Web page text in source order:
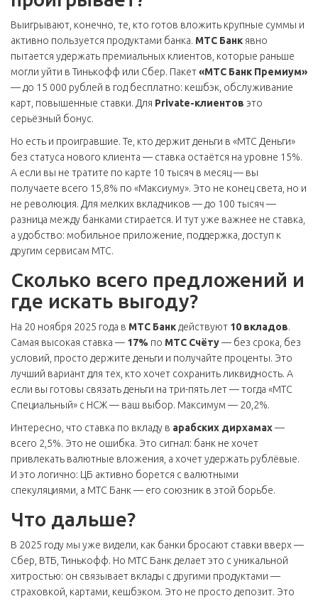
Выигрывают, конечно, те, кто готов вложить крупные суммы и
активно пользуется продуктами банка. МТС Банк явно
пытается удержать премиальных клиентов, которые раньше
могли уйти в Тинькофф или Сбер. Пакет«МТС Банк Премиум»
— до 15 000 рублей в год бесплатно: кешбэк, обслуживание
карт, повышенные ставки. Для Private-клиентов это
серьёзный бонус.
Но есть и проигравшие. Те, кто держит деньги в «МТС Деньги»
без статуса нового клиента — ставка остаётся на уровне 15%.
А если вы не тратите по карте 10 тысяч в месяц — вы
получаете всего 15,8% по «Максиуму». Это не конец света, но и
не революция. Для мелких вкладчиков — до 100 тысяч —
разница между банками стирается. И тут уже важнее не ставка,
а удобство: мобильное приложение, поддержка, доступ к
другим сервисам МТС.
Сколько всего предложений и
где искать выгоду?
На 20 ноября 2025 года в МТС Банк действуют 10 вкладов.
Самая высокая ставка — 17% по МТС Счёту— без срока, без
условий, просто держите деньги и получайте проценты. Это
лучший вариант для тех, кто хочет сохранить ликвидность. А
если вы готовы связать деньги на три-пять лет — тогда «МТС
Специальный» с НСЖ — ваш выбор. Максимум — 20,2%.
Интересно, что ставка по вкладу в арабских дирхамах—
всего 2,5%. Это не ошибка. Это сигнал: банк не хочет
привлекать валютные вложения, а хочет удержать рублёвые.
И это логично: ЦБ активно борется с валютными
спекуляциями, а МТС Банк — его союзник в этой борьбе.
Что дальше?
В 2025 году мы уже видели, как банки бросают ставки вверх —
Сбер, ВТБ, Тинькофф. Но МТС Банк делает это с уникальной
хитростью: он связывает вклады с другими продуктами —
страховкой, картами, кешбэком. Это не просто депозит. Это